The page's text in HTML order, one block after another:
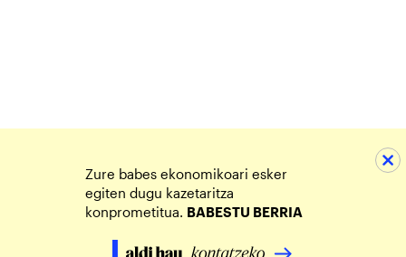
Zure babes ekonomikoari esker
egiten dugu kazetaritza
konprometitua. BABESTU BERRIA